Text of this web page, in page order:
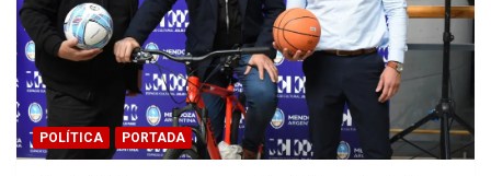
POLÍTICA PORTADA